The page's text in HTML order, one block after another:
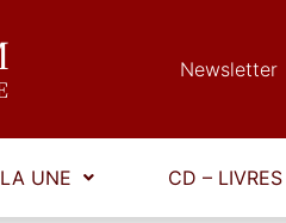
Newsletter
UNE CD –